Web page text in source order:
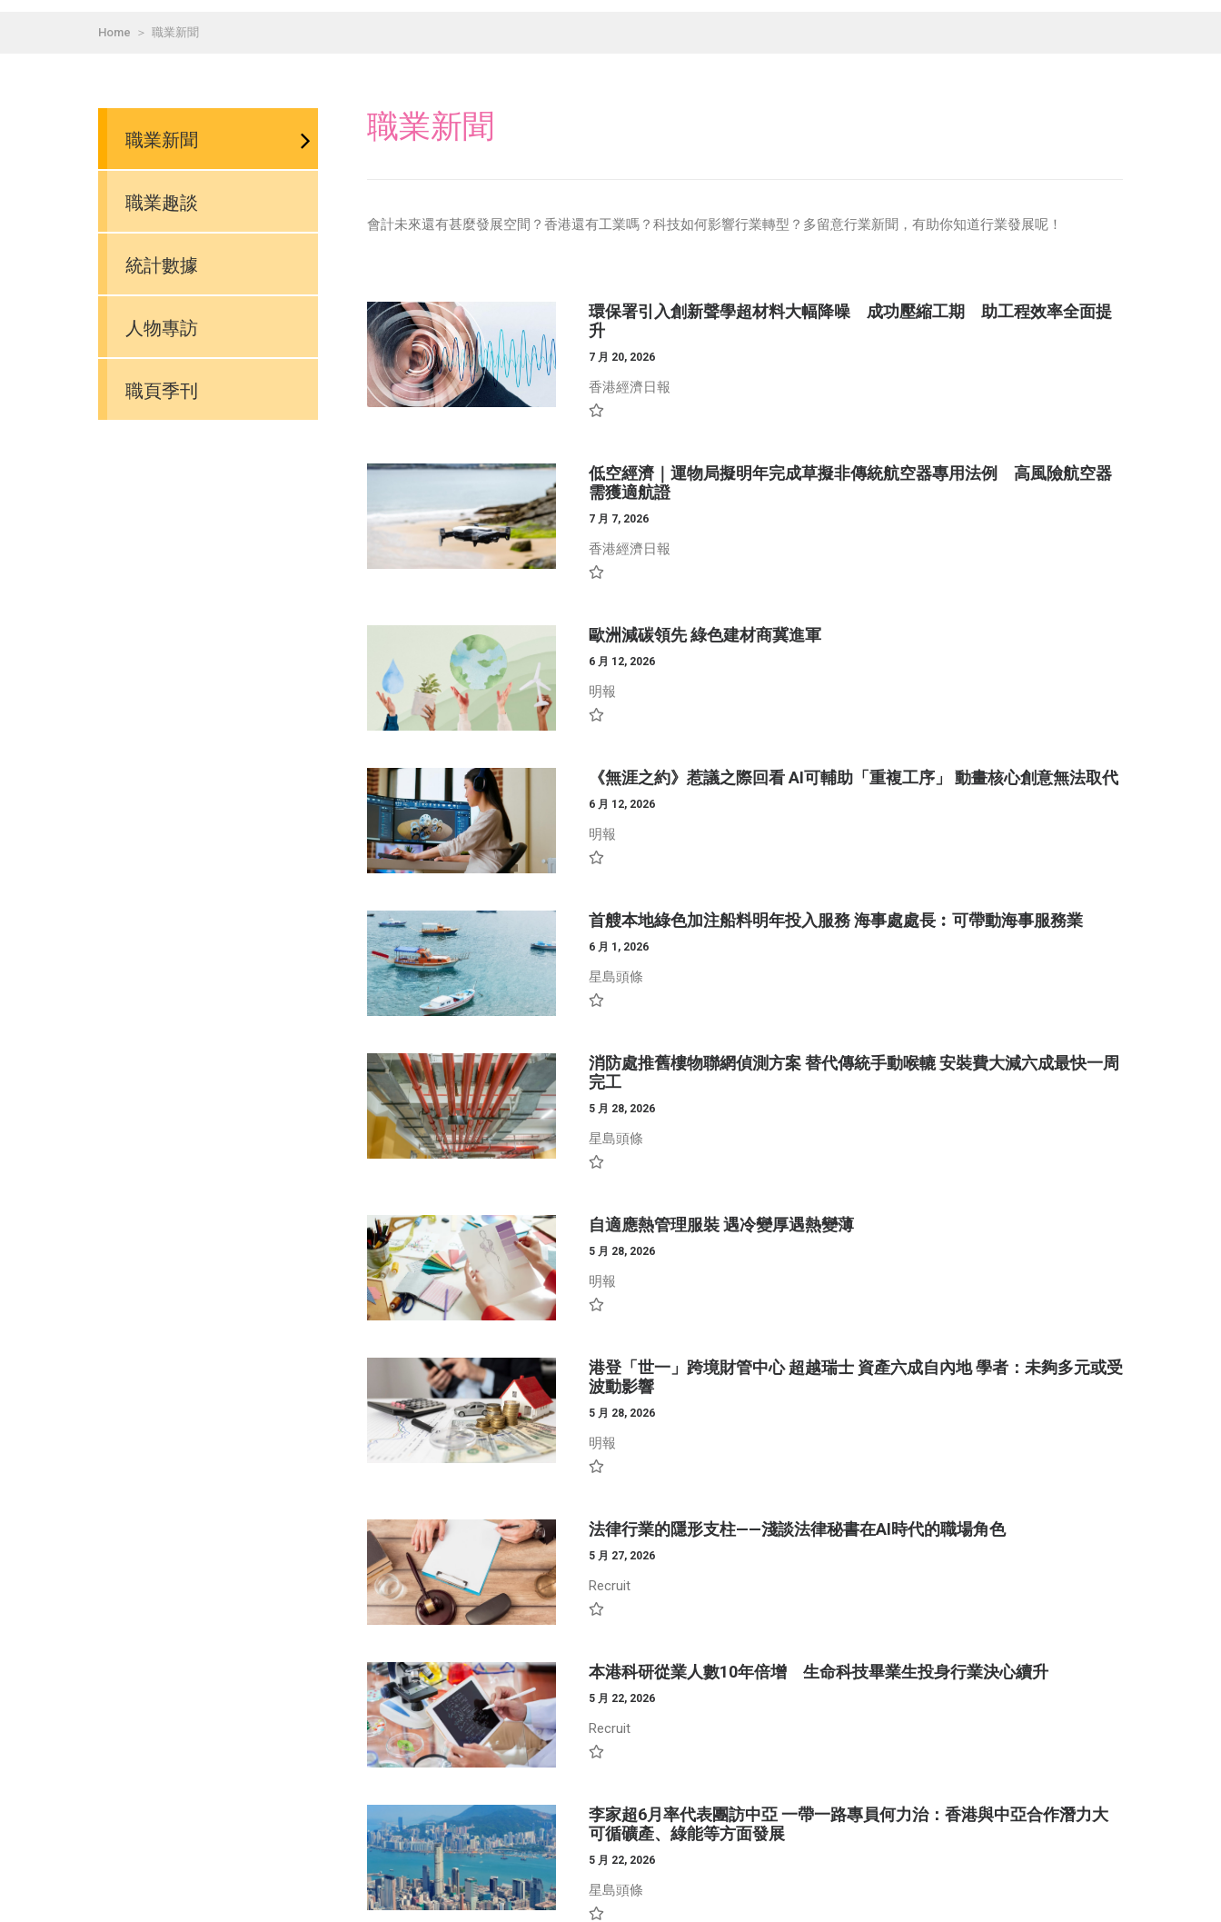
Home 職業新聞
職業新聞
職業趣談
統計數據
人物專訪
職頁季刊
職業新聞
會計未來還有甚麼發展空間？香港還有工業嗎？科技如何影響行業轉型？多留意行業新聞，有助你知道行業發展呢！
環保署引入創新聲學超材料大幅降噪 成功壓縮工期 助工程效率全面提
升
7 月 20, 2026
香港經濟日報
低空經濟｜運物局擬明年完成草擬非傳統航空器專用法例 高風險航空器
需獲適航證
7 月 7, 2026
香港經濟日報
歐洲減碳領先 綠色建材商冀進軍
6 月 12, 2026
明報
《無涯之約》惹議之際回看 AI可輔助「重複工序」 動畫核心創意無法取代
6 月 12, 2026
明報
首艘本地綠色加注船料明年投入服務 海事處處長︰可帶動海事服務業
6 月 1, 2026
星島頭條
消防處推舊樓物聯網偵測方案 替代傳統手動喉轆 安裝費大減六成最快一周
完工
5 月 28, 2026
星島頭條
自適應熱管理服裝 遇冷變厚遇熱變薄
5 月 28, 2026
明報
港登「世一」跨境財管中心 超越瑞士 資產六成自內地 學者：未夠多元或受
波動影響
5 月 28, 2026
明報
法律行業的隱形支柱——淺談法律秘書在AI時代的職場角色
5 月 27, 2026
Recruit
本港科研從業人數10年倍增 生命科技畢業生投身行業決心續升
5 月 22, 2026
Recruit
李家超6月率代表團訪中亞 一帶一路專員何力治：香港與中亞合作潛力大
可循礦產、綠能等方面發展
5 月 22, 2026
星島頭條